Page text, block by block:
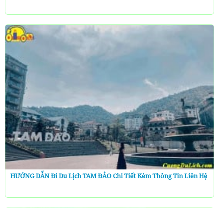
HƯỚNG DẪN Đi Du Lịch TAM ĐẢO Chi Tiết Kèm Thông Tin Liên Hệ